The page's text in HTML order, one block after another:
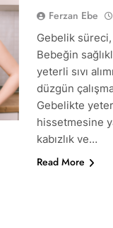
Ferzan Ebe
Gebelik
Bebeğin
yeterli sıvı
düzgün
Gebelikte
hissetmesine
kabızlık ve…
Read More